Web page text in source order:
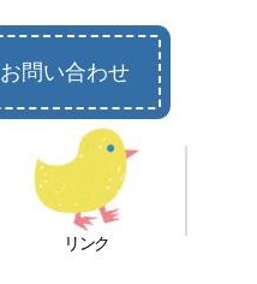
お問い合わせ
リンク